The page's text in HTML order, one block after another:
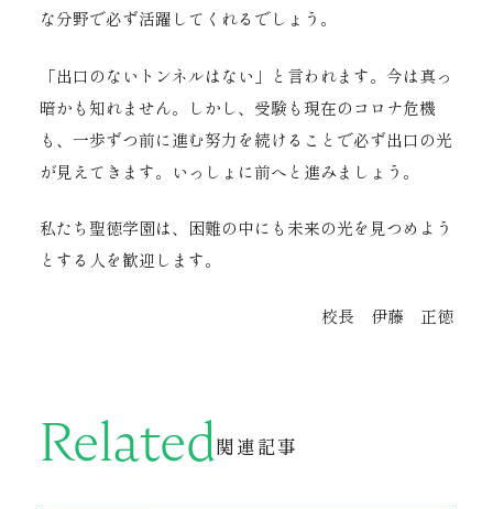
な分野で必ず活躍してくれるでしょう。
「出口のないトンネルはない」と言われます。今は真っ
暗かも知れません。しかし、受験も現在のコロナ危機
も、一歩ずつ前に進む努力を続けることで必ず出口の光
が見えてきます。いっしょに前へと進みましょう。
私たち聖徳学園は、困難の中にも未来の光を見つめよう
とする人を歓迎します。
校長 伊藤 正徳
Related関連記事